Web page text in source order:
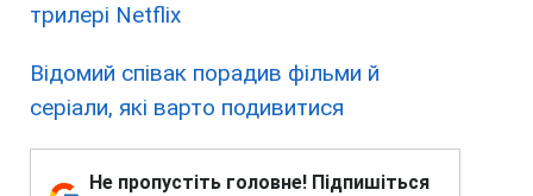
трилері Netflix
Відомий співак порадив фільми й
серіали, які варто подивитися
Не пропустіть головне! Підпишіться